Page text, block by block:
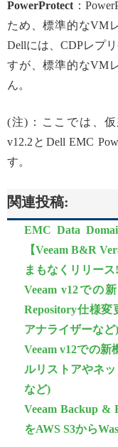
PowerProtect ：
ため、標準的なVM
Dellには、CDPレプ
すが、標準的なVM
ん。
(注)：ここでは、仮
v12.2とDell EMC
す。
関連投稿:
EMC Data
【Veeam B&R
まもなくリリー
Veeam v12での
Repository仕様
アナライザーなど)
Veeam v12での
ルリストアやネ
など)
Veeam Backup &
をAWS S3から